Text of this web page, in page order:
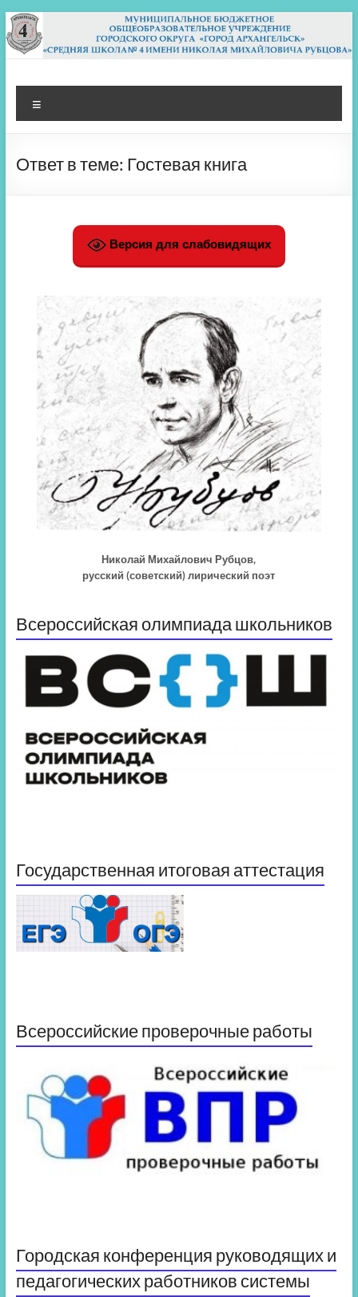
Перейти
к
содержимому
МБОУ СШ 4
Архангельск
Ответ в теме: Гостевая книга
Версия для слабовидящих
Николай Михайлович Рубцов,
русский (советский) лирический поэт
Всероссийская олимпиада школьников
Государственная итоговая аттестация
Всероссийские проверочные работы
Городская конференция руководящих и
педагогических работников системы